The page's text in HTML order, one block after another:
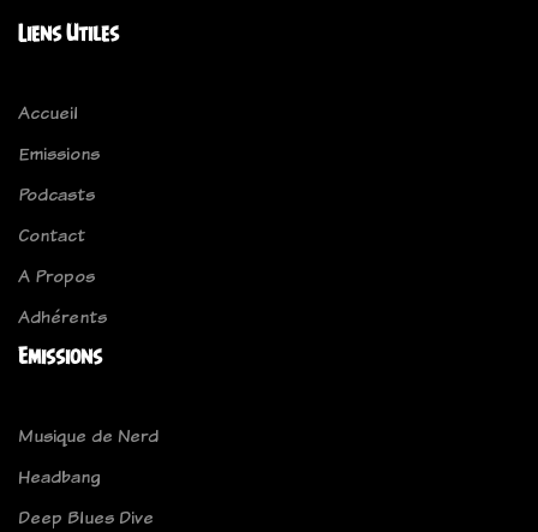
Liens Utiles
Accueil
Emissions
Podcasts
Contact
A Propos
Adhérents
Emissions
Musique de Nerd
Headbang
Deep Blues Dive